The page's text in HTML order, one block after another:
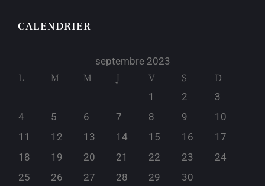
CALENDRIER
septembre 2023
L M M J V S D
1 2
3
4
5 6 7 8 9
10
11
12 13 14 15 16
17
18
19 20 21 22 23
24
25
26 27 28 29
30